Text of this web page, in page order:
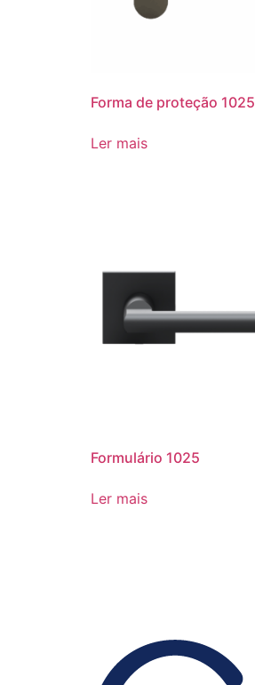
Forma de proteção 1025
Ler mais
Formulário 1025
Ler mais